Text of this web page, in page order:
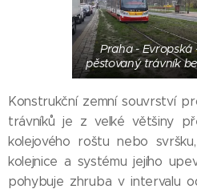
Praha - Evropská
pěstovaný trávník
Konstrukční zemní souvrství
trávníků je z velké většiny
kolejového roštu nebo
kolejnice a systému jejího
pohybuje zhruba v intervalu